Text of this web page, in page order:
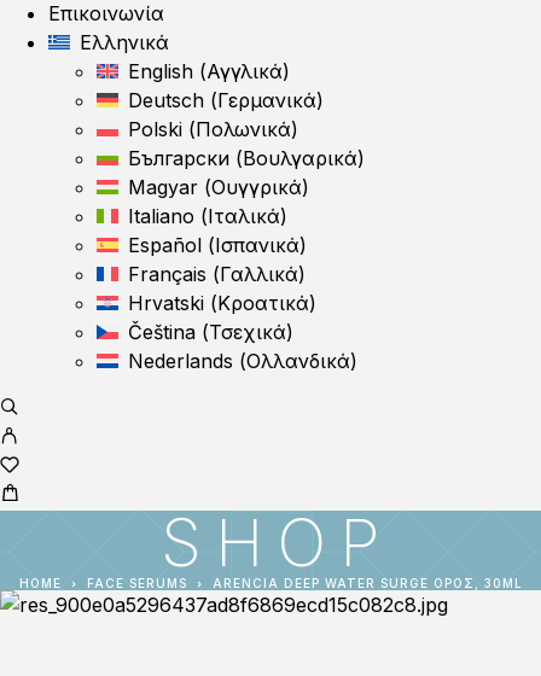
Επικοινωνία
Ελληνικά
English (Αγγλικά)
Deutsch (Γερμανικά)
Polski (Πολωνικά)
Български (Βουλγαρικά)
Magyar (Ουγγρικά)
Italiano (Ιταλικά)
Español (Ισπανικά)
Français (Γαλλικά)
Hrvatski (Κροατικά)
Čeština (Τσεχικά)
Nederlands (Ολλανδικά)
SHOP
HOME FACE SERUMS ARENCIA DEEP WATER SURGE ΟΡΌΣ, 30ML